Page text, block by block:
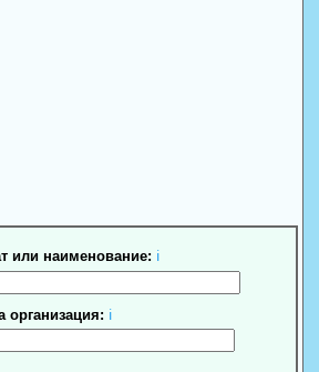
или наименование: ℹ
организация: ℹ